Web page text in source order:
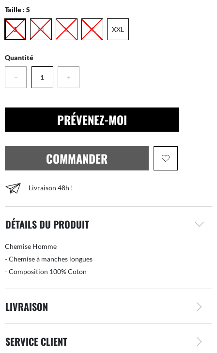
Taille : S
S M L XL XXL
Quantité
− +
PRÉVENEZ-MOI
COMMANDER
Livraison 48h !
DÉTAILS DU PRODUIT
Chemise Homme
- Chemise à manches longues
- Composition 100% Coton
LIVRAISON
SERVICE CLIENT